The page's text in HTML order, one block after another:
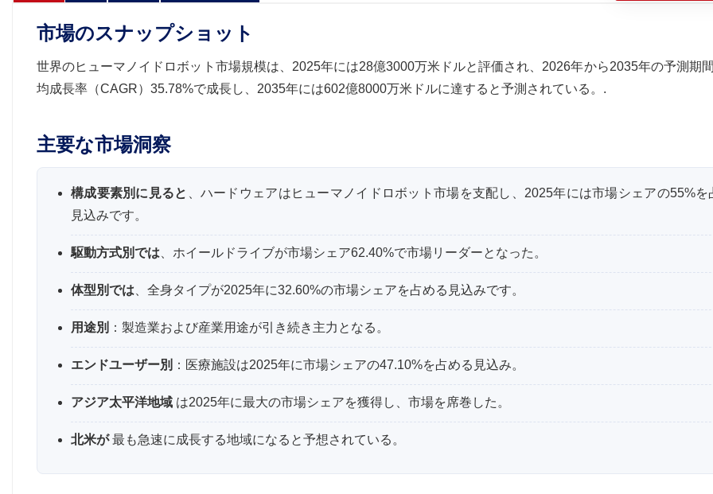
市場のスナップショット
世界のヒューマノイドロボット市場規模は、2025年には28億3000万米ドルと評価され、2026年から2035年の予測期
均成長率（CAGR）35.78%で成長し、2035年には602億8000万米ドルに達すると予測されている。.
主要な市場洞察
構成要素別に見ると
、ハードウェアはヒューマノイドロボット市場を支配し、2025年には市場シェアの55%を
見込みです。
駆動方式別では 、ホイールドライブが市場シェア62.40%で市場リーダーとなった。
体型別では 、全身タイプが2025年に32.60%の市場シェアを占める見込みです。
用途別 ：製造業および産業用途が引き続き主力となる。
エンドユーザー別 ：医療施設は2025年に市場シェアの47.10%を占める見込み。
アジア太平洋地域 は2025年に最大の市場シェアを獲得し、市場を席巻した。
北米が最も急速に成長する地域になると予想されている。